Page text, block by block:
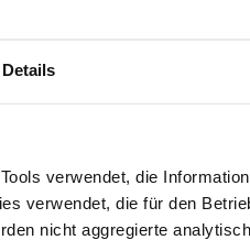
Details
verwendet, die
verwendet, die für den
nicht aggregierte